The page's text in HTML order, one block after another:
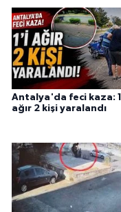
Antalya'da feci kaza:
ağır 2 kişi yaralandı